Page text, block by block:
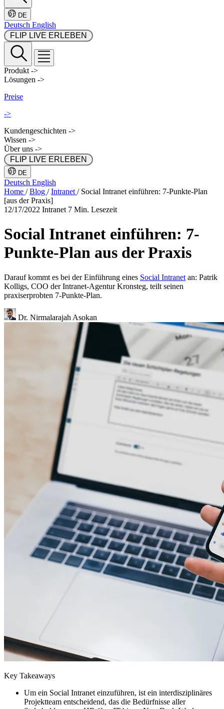
DE
Deutsch English
Produkt ->
Lösungen ->
Preise
->
Kundengeschichten ->
Wissen ->
Über uns ->
DE
Deutsch English
Home /Blog /Intranet / Social Intranet einführen: 7-Punkte-Plan
[aus der Praxis]
12/17/2022 Intranet 7 Min. Lesezeit
Social Intranet einführen: 7-
Punkte-Plan aus der Praxis
Darauf kommt es bei der Einführung eines Social Intranet an: Patrik
Kolligs, COO der Intranet-Agentur Kronsteg, teilt seinen
praxiserprobten 7-Punkte-Plan.
Dr. Nirmalarajah Asokan
Key Takeaways
Um ein Social Intranet einzuführen, ist ein interdisziplinäres
Projektteam entscheidend, das die Bedürfnisse aller